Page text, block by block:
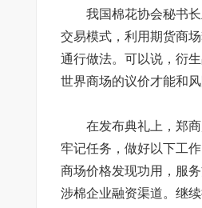
我国棉花协会秘书长
交易模式，利用期货商
通行做法。可以说，衍
世界商场的议价才能和
在发布典礼上，郑商
牢记任务，做好以下工
商场价格发现功用，服
涉棉企业融资渠道。继